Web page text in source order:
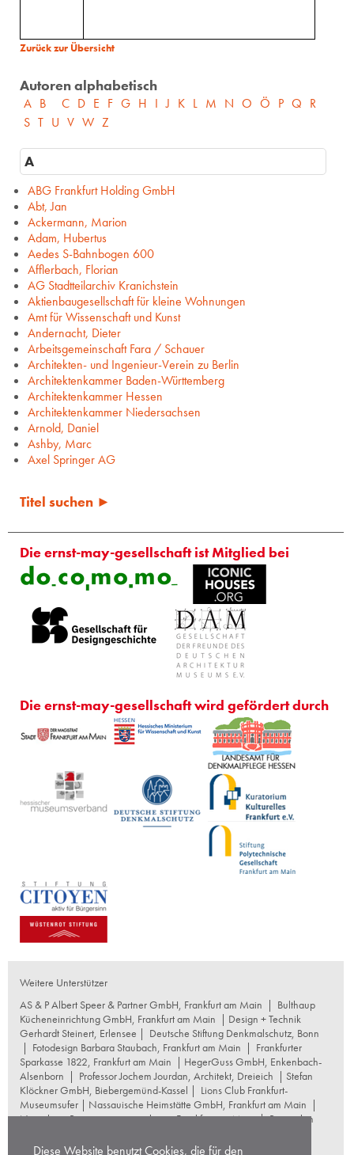
Diese Website benutzt Cookies, die für den
Zurück zur Übersicht
Autoren alphabetisch
A B C D E F G H I J K L M N O Ö P Q R
S T U V W Z
A
ABG Frankfurt Holding GmbH
Abt, Jan
Ackermann, Marion
Adam, Hubertus
Aedes S-Bahnbogen 600
Afflerbach, Florian
AG Stadtteilarchiv Kranichstein
Aktienbaugesellschaft für kleine Wohnungen
Amt für Wissenschaft und Kunst
Andernacht, Dieter
Arbeitsgemeinschaft Fara / Schauer
Architekten- und Ingenieur-Verein zu Berlin
Architektenkammer Baden-Württemberg
Architektenkammer Hessen
Architektenkammer Niedersachsen
Arnold, Daniel
Ashby, Marc
Axel Springer AG
Titel suchen ►
Die ernst-may-gesellschaft ist Mitglied bei
Die ernst-may-gesellschaft wird gefördert durch
Weitere Unterstützer
AS & P Albert Speer & Partner GmbH, Frankfurt am Main | Bulthaup
Kücheneinrichtung GmbH, Frankfurt am Main | Design + Technik
Gerhardt Steinert, Erlensee | Deutsche Stiftung Denkmalschutz, Bonn
| Fotodesign Barbara Staubach, Frankfurt am Main | Frankfurter
Sparkasse 1822, Frankfurt am Main | HegerGuss GmbH, Enkenbach-
Alsenborn | Professor Jochem Jourdan, Architekt, Dreieich | Stefan
Klöckner GmbH, Biebergemünd-Kassel | Lions Club Frankfurt-
Museumsufer | Nassauische Heimstätte GmbH, Frankfurt am Main |
Naumburg Restaurierungswerkstatt, Frankfurt am Main|Reproplan
Landschaftsbau GmbH+Co KG, Frankfurt am Main|